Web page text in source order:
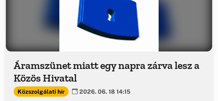
Áramszünet miatt egy napra zárva lesz a
Közös Hivatal
Közszolgálati hír 2026. 06. 18 14:15